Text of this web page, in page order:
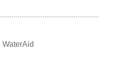
WaterAid